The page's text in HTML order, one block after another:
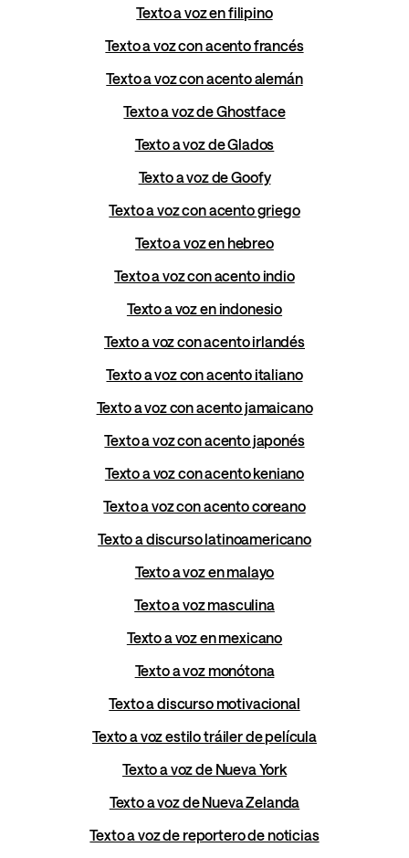
Texto a voz en filipino
Texto a voz con acento francés
Texto a voz con acento alemán
Texto a voz de Ghostface
Texto a voz de Glados
Texto a voz de Goofy
Texto a voz con acento griego
Texto a voz en hebreo
Texto a voz con acento indio
Texto a voz en indonesio
Texto a voz con acento irlandés
Texto a voz con acento italiano
Texto a voz con acento jamaicano
Texto a voz con acento japonés
Texto a voz con acento keniano
Texto a voz con acento coreano
Texto a discurso latinoamericano
Texto a voz en malayo
Texto a voz masculina
Texto a voz en mexicano
Texto a voz monótona
Texto a discurso motivacional
Texto a voz estilo tráiler de película
Texto a voz de Nueva York
Texto a voz de Nueva Zelanda
Texto a voz de reportero de noticias